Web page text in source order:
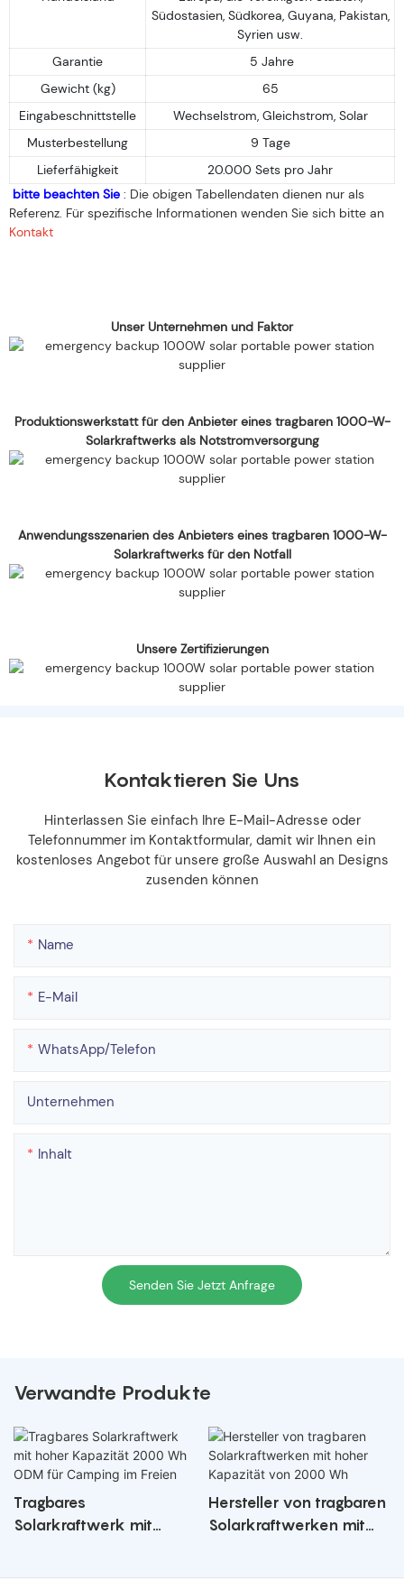
Südostasien, Südkorea, Guyana, Pakistan,
Syrien usw.
Garantie
5 Jahre
Gewicht (kg)
65
Eingabeschnittstelle
Wechselstrom, Gleichstrom, Solar
Musterbestellung
9 Tage
Lieferfähigkeit
20.000 Sets pro Jahr
bitte beachten Sie : Die obigen Tabellendaten dienen nur als
Referenz. Für spezifische Informationen wenden Sie sich bitte an
Kontakt
Unser Unternehmen und Faktor
Produktionswerkstatt für den Anbieter eines tragbaren 1000-W-
Solarkraftwerks als Notstromversorgung
Anwendungsszenarien des Anbieters eines tragbaren 1000-W-
Solarkraftwerks für den Notfall
Unsere Zertifizierungen
Kontaktieren Sie Uns
Hinterlassen Sie einfach Ihre E-Mail-Adresse oder
Telefonnummer im Kontaktformular, damit wir Ihnen ein
kostenloses Angebot für unsere große Auswahl an Designs
zusenden können
Name
E-Mail
WhatsApp/Telefon
Unternehmen
Inhalt
Senden Sie Jetzt Anfrage
Verwandte Produkte
Tragbares
Solarkraftwerk mit
Hersteller von tragbaren
Solarkraftwerken mit